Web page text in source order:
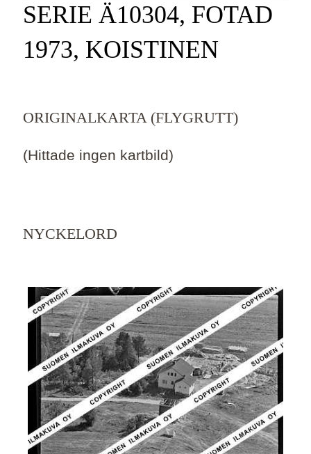
SERIE Ä10304, FOTAD
1973, KOISTINEN
ORIGINALKARTA (FLYGRUTT)
(Hittade ingen kartbild)
NYCKELORD